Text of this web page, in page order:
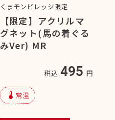
くまモンビレッジ限定
【限定】アクリルマ
グネット(馬の着ぐる
みVer) MR
税込 495 円
device_thermostat 常温